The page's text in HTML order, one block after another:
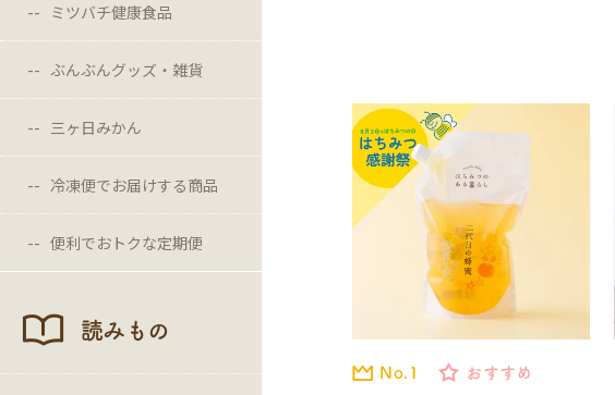
ミツバチ健康食品
ぶんぶんグッズ・雑貨
三ヶ日みかん
冷凍便でお届けする商品
便利でおトクな定期便
読みもの
No.1 おすすめ